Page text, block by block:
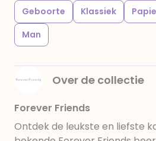
Geboorte Klassiek
Man
Over de collectie
Forever Friends
Ontdek de leukste en liefste